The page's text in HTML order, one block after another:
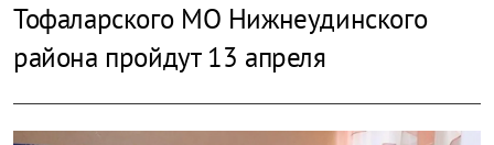
Тофаларского МО Нижнеудинского
района пройдут 13 апреля